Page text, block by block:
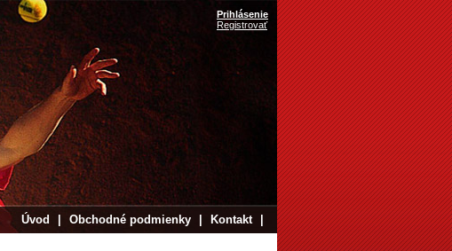
Prihlásenie
Registrovať
Úvod Obchodné podmienky Kontakt